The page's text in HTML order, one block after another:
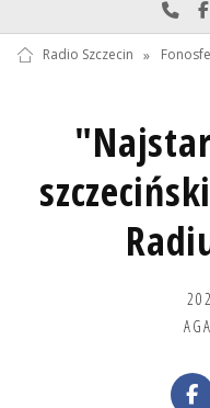
Radio Szczecin »